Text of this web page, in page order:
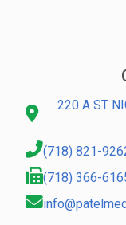
220 A ST
(718) 821-
(718) 366-